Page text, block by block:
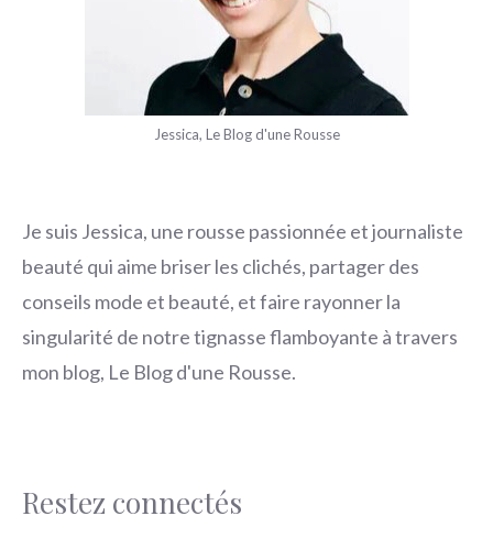
Jessica, Le Blog d'une Rousse
Je suis Jessica, une rousse passionnée et journaliste
beauté qui aime briser les clichés, partager des
conseils mode et beauté, et faire rayonner la
singularité de notre tignasse flamboyante à travers
mon blog, Le Blog d'une Rousse.
Restez connectés